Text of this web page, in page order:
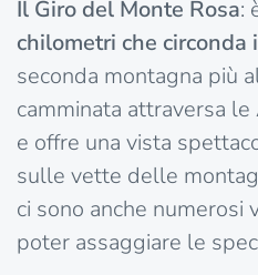
Il Giro del Monte Rosa:
chilometri che circonda
seconda montagna più
camminata attraversa
e offre una vista
sulle vette delle
ci sono anche numerosi
poter assaggiare le